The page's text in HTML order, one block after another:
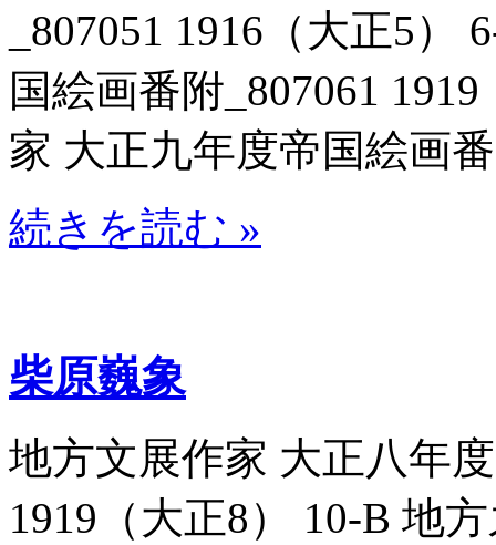
_807051 1916（大正5
国絵画番附_807061
家 大正九年度帝国絵画
続きを読む »
柴原巍象
地方文展作家 大正八年
1919（大正8） 10-B 地